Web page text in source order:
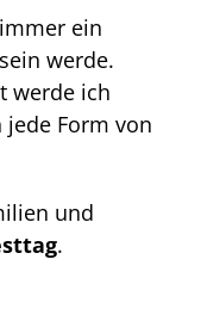
ein
werde.
werde ich
Form von
und
.